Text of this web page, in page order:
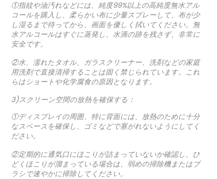
①指紋や油汚れなどには、純度99%以上の高純度無水アル
コールを購入し、柔らかい布に少量スプレーして、布が少
し湿るまで待ってから、画面を優しく拭いてください。無
水アルコールはすぐに蒸発し、水滴の跡を残さず、非常に
安全です。
②水、濡れたタオル、ガラスクリーナー、洗剤などの家庭
用洗剤で直接清掃することは固く禁じられています。これ
らはショートや化学腐食の原因となります。
3)スクリーン空間の放熱を確保する：
①ディスプレイの周囲、特に背面には、放熱のために十分
なスペースを確保し、ゴミなどで塞がれないようにしてく
ださい。
②定期的に通気口にほこりが詰まっていないか確認し、ひ
どくほこりが溜まっている場合は、弱めの掃除機またはブ
ラシで速やかに掃除してください。